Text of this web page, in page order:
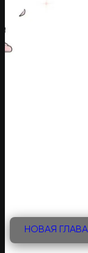
НОВАЯ